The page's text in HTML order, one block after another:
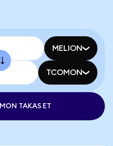
MELION
TCOMON
TAKAS ET